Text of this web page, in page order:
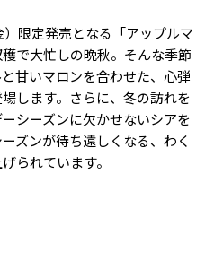
限定発売となる「アップルマ
で大忙しの晩秋。そんな季節
甘いマロンを合わせた、心弾
します。さらに、冬の訪れを
シーズンに欠かせないシアを
ズンが待ち遠しくなる、わく
られています。